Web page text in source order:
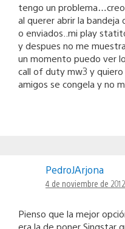
tengo un problema…creo
al querer abrir la bandeja
o enviados..mi play
y despues no me
un momento puedo ver
call of duty mw3 y
amigos se congela y no
PedroJArjona
4 de noviembre de
Pienso que la mejor
era la de poner Singstar